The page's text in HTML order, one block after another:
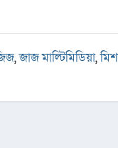
,জাজ মাল্টিমিডিয়া,